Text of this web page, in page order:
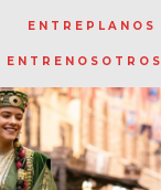
ENTREPLANOS
ENTRENOSOTROS